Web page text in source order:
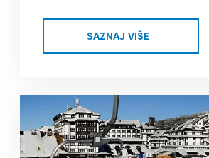
SAZNAJ VIŠE